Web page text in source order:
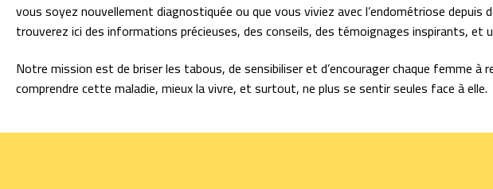
vous soyez nouvellement diagnostiquée ou que vous viviez avec l’endométriose
trouverez ici des informations précieuses, des conseils, des témoignages inspirants, et
Notre mission est de briser les tabous, de sensibiliser et d’encourager chaque femme
comprendre cette maladie, mieux la vivre, et surtout, ne plus se sentir seules face à elle.